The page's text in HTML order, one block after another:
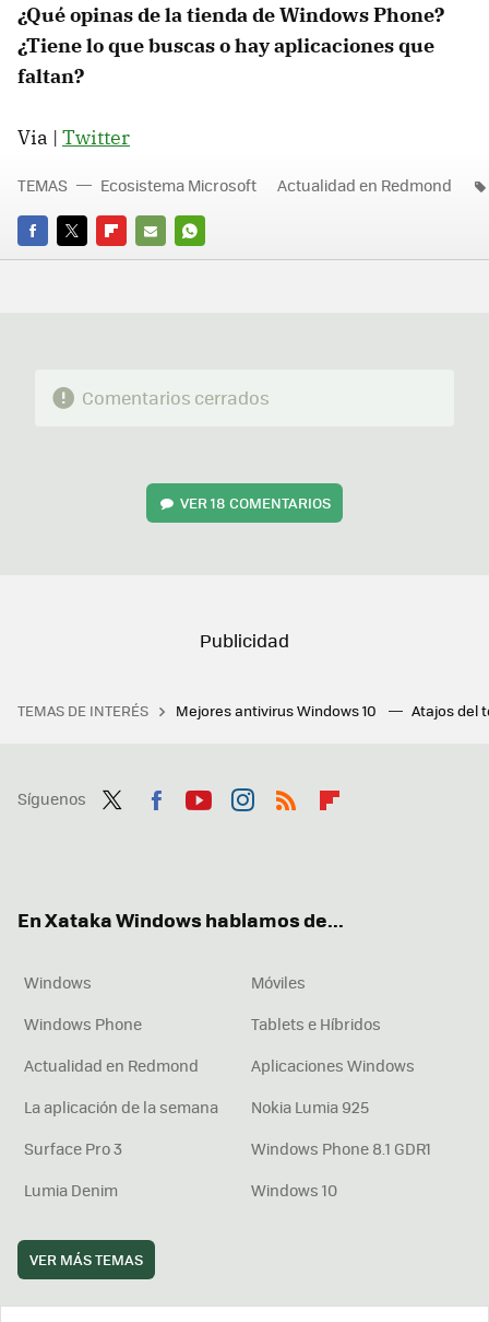
¿Qué opinas de la tienda de Windows Phone?
¿Tiene lo que buscas o hay aplicaciones que
faltan?
Via | Twitter
FACEBOOK
TWITTERFLIPBOARD
E-
WHATSAPP
TEMAS Ecosistema Microsoft Actualidad en Redmond
Comentarios cerrados
VER18 COMENTARIOS
TEMAS DE INTERÉS Mejores antivirus Windows 10 Atajos del
Síguenos
En Xataka Windows hablamos de...
Windows
Móviles
Windows Phone
Tablets e Híbridos
Actualidad en Redmond
Aplicaciones Windows
La aplicación de la semana
Nokia Lumia 925
Surface Pro 3
Windows Phone 8.1 GDR1
Lumia Denim
Windows 10
VER MÁS TEMAS